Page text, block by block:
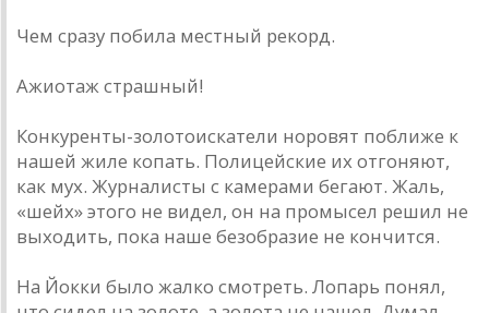
Чем сразу побила местный рекорд.
Ажиотаж страшный!
Конкуренты-золотоискатели норовят поближе к
нашей жиле копать. Полицейские их отгоняют,
как мух. Журналисты с камерами бегают. Жаль,
«шейх» этого не видел, он на промысел решил не
выходить, пока наше безобразие не кончится.
На Йокки было жалко смотреть. Лопарь понял,